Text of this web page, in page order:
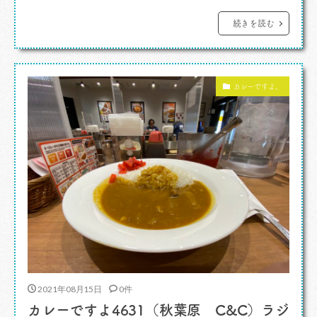
交えたお披露目会におじゃまをしました。 カ
レーですよ。 6/23がリニューアルグランドオ
リランカ大使館の知った顔の方々 […]
続きを読む
カレーですよ。
2021年08月15日 0件
カレーですよ4631（秋葉原 C&C）ラジ